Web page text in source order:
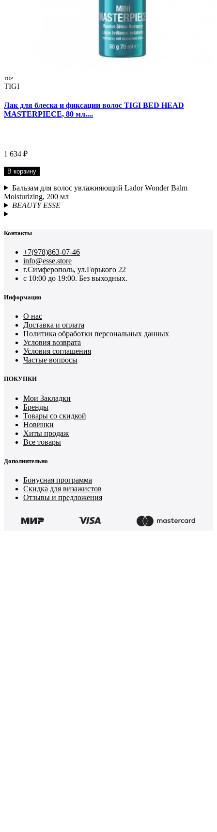
TOP
TIGI
Лак для блеска и фиксации волос TIGI BED HEAD
MASTERPIECE, 80 мл....
1 634 ₽
В корзину
Бальзам для волос увлажняющий Lador Wonder Balm
Moisturizing, 200 мл
BEAUTY ESSE
Контакты
+7(978)863-07-46
info@esse.store
г.Симферополь, ул.Горького 22
с 10:00 до 19:00. Без выходных.
Информация
О нас
Доставка и оплата
Политика обработки персональных данных
Условия возврата
Условия соглашения
Частые вопросы
ПОКУПКИ
Мои Закладки
Бренды
Товары со скидкой
Новинки
Хиты продаж
Все товары
Дополнительно
Бонусная программа
Скидка для визажистов
Отзывы и предложения